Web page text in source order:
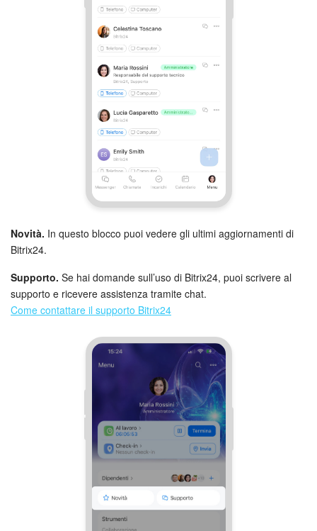
Novità. In questo blocco puoi vedere gli ultimi aggiornamenti di
Bitrix24.
Supporto. Se hai domande sull’uso di Bitrix24, puoi scrivere al
supporto e ricevere assistenza tramite chat.
Come contattare il supporto Bitrix24